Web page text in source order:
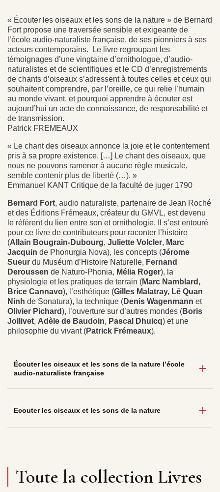
« Écouter les oiseaux et les sons de la nature » de Bernard
Fort propose une traversée sensible et exigeante de
l’école audio-naturaliste française, de ses pionniers à ses
acteurs contemporains. Le livre regroupant les
témoignages d’une vingtaine d’ornithologue, d’audio-
naturalistes et de scientifiques et le CD d’enregistrements
de chants d’oiseaux s’adressent à toutes celles et ceux qui
souhaitent comprendre, par l’oreille, ce qui relie l’humain
au monde vivant, et pourquoi apprendre à écouter est
aujourd’hui un acte de connaissance, de responsabilité et
de transmission.
Patrick FREMEAUX
« Le chant des oiseaux annonce la joie et le contentement
pris à sa propre existence. […] Le chant des oiseaux, que
nous ne pouvons ramener à aucune règle musicale,
semble contenir plus de liberté (…). »
Emmanuel KANT Critique de la faculté de juger 1790
Bernard Fort, audio naturaliste, partenaire de Jean Roché
et des Éditions Frémeaux, créateur du GMVL, est devenu
le référent du lien entre son et ornithologie. Il s’est entouré
pour ce livre de contributeurs pour raconter l’histoire
(Allain Bougrain-Dubourg, Juliette Volcler, Marc
Jacquin de Phonurgia Nova), les concepts (Jérome
Sueur du Muséum d’Histoire Naturelle, Fernand
Deroussen de Naturo-Phonia, Mélia Roger), la
physiologie et les pratiques de terrain (Marc Namblard,
Brice Cannavo), l’esthétique (Gilles Malatray, Lê Quan
Ninh de Sonatura), la technique (Denis Wagenmann et
Olivier Pichard ), l’ouverture sur d’autres mondes (Boris
Jollivet, Adèle de Baudoin, Pascal Dhuicq) et une
philosophie du vivant (Patrick Frémeaux).
Écouter les oiseaux et les sons de la nature l’école
audio-naturaliste française
Ecouter les oiseaux et les sons de la nature
Toute la collection Livres